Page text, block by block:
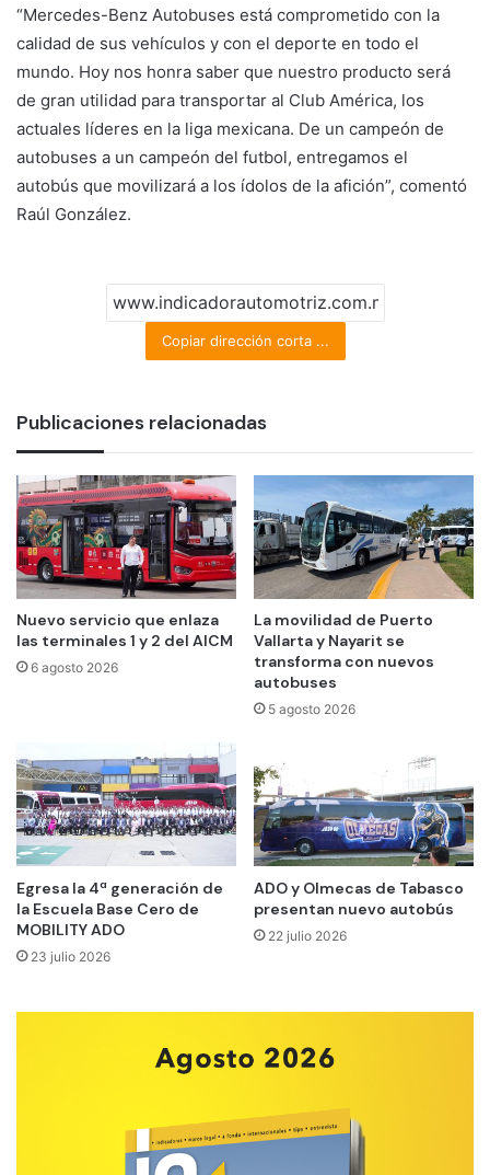
“Mercedes-Benz Autobuses está comprometido con la
calidad de sus vehículos y con el deporte en todo el
mundo. Hoy nos honra saber que nuestro producto será
de gran utilidad para transportar al Club América, los
actuales líderes en la liga mexicana. De un campeón de
autobuses a un campeón del futbol, entregamos el
autobús que movilizará a los ídolos de la afición”, comentó
Raúl González.
Copiar dirección corta ...
Publicaciones relacionadas
Nuevo servicio que enlaza
las terminales 1 y 2 del AICM
6 agosto 2026
La movilidad de Puerto
Vallarta y Nayarit se
transforma con nuevos
autobuses
5 agosto 2026
Egresa la 4ª generación de
la Escuela Base Cero de
MOBILITY ADO
23 julio 2026
ADO y Olmecas de Tabasco
presentan nuevo autobús
22 julio 2026